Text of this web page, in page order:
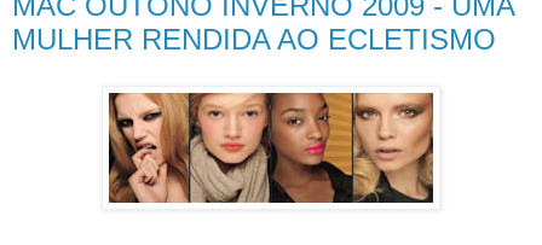
MULHER RENDIDA AO ECLETISMO